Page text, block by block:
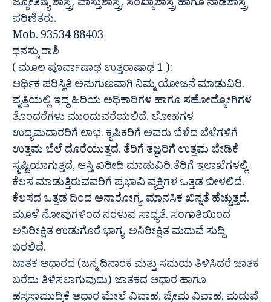
ಜ್ಯೋತಿಷ್ಯ ಶಾಸ್ತ್ರ, ವಾಸ್ತುಶಾಸ್ತ್ರ, ಸಂಖ್ಯಾಶಾಸ್ತ್ರ ಹಾಗೂ ನಾಡಿಶಾಸ್ತ್ರ
ಪರಿಣಿತರು.
Mob. 93534 88403
ಧನಸ್ಸು ರಾಶಿ
( ಮೂಲ ಪೂರ್ವಾಷಾಢ ಉತ್ತರಾಷಾಢ 1 ):
ಆರ್ಥಿಕ ಪರಿಸ್ಥಿತಿ ಅನುಗುಣವಾಗಿ ನಿಮ್ಮ ಯೋಜನೆ ಮಾಡುವಿರಿ.
ವೃತ್ತಿಯಲ್ಲಿ ಇದ್ದ ಹಿರಿಯ ಅಧಿಕಾರಿಗಳ ಹಾಗೂ ಸಹೋದ್ಯೋಗಿಗಳ
ತೊಂದರೆಗಳು ಮುಂದುವರೆಯಲಿದೆ. ಲೋಹಗಳ
ಉದ್ಯಮದಾರರಿಗೆ ಲಾಭ. ಕೃಷಿಕರಿಗೆ ಅವರು ಬೆಳೆದ ಬೆಳೆಗಳಿಗೆ
ಉತ್ತಮ ಬೆಲೆ ದೊರೆಯುತ್ತದೆ. ತೆರಿಗೆ ತಜ್ಞರಿಗೆ ಉತ್ತಮ ಬೇಡಿಕೆ
ಸೃಷ್ಟಿಯಾಗುತ್ತದೆ, ಆಸ್ತಿ ಖರೀದಿ ಮಾಡುವಿರಿ.ತೆರಿಗೆ ಇಲಾಖೆಗಳಲ್ಲಿ
ಕೆಲಸ ಮಾಡುತ್ತಿರುವವರಿಗೆ ಪ್ರಭಾವಿ ವ್ಯಕ್ತಿಗಳ ಒತ್ತಡ ಬೀಳಲಿದೆ.
ಕೆಲಸದ ಒತ್ತಡ ದಿಂದ ಅನಾರೋಗ್ಯ. ಮಾನಸಿಕ ಖಿನ್ನತೆ ಹೆಚ್ಚುತ್ತದೆ.
ಮೂಳೆ ನೋವುಗಳಿಂದ ನರಳುವ ಸಾಧ್ಯತೆ. ಸಂಗಾತಿಯಿಂದ
ಅನಿರೀಕ್ಷಿತ ಉಡುಗೊರೆ ಭಾಗ್ಯ. ಅನಿರೀಕ್ಷಿತ ಮದುವೆ ಸುದ್ದಿ
ಬರಲಿದೆ.
ಜಾತಕ ಆಧಾರದ (ಜನ್ಮ ದಿನಾಂಕ ಮತ್ತು ಸಮಯ ತಿಳಿಸಿದರೆ ಜಾತಕ
ಬರೆದು ತಿಳಿಸಲಾಗುವುದು) ಜಾತಕದ ಆಧಾರ ಹಾಗೂ